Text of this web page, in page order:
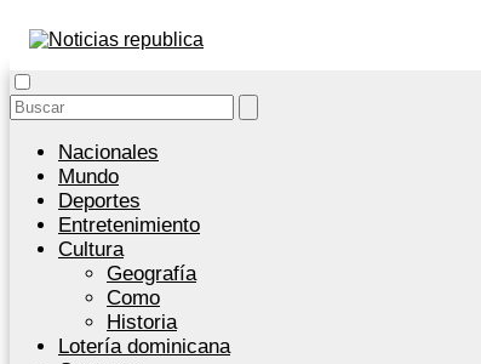
Nacionales
Mundo
Deportes
Entretenimiento
Cultura
Geografía
Como
Historia
Lotería dominicana